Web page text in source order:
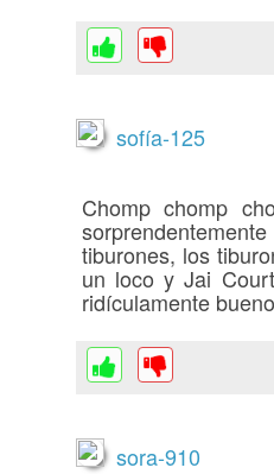
sofía-125
Chomp chomp
tiburones, los
un loco y Jai
ridículamente
sora-910